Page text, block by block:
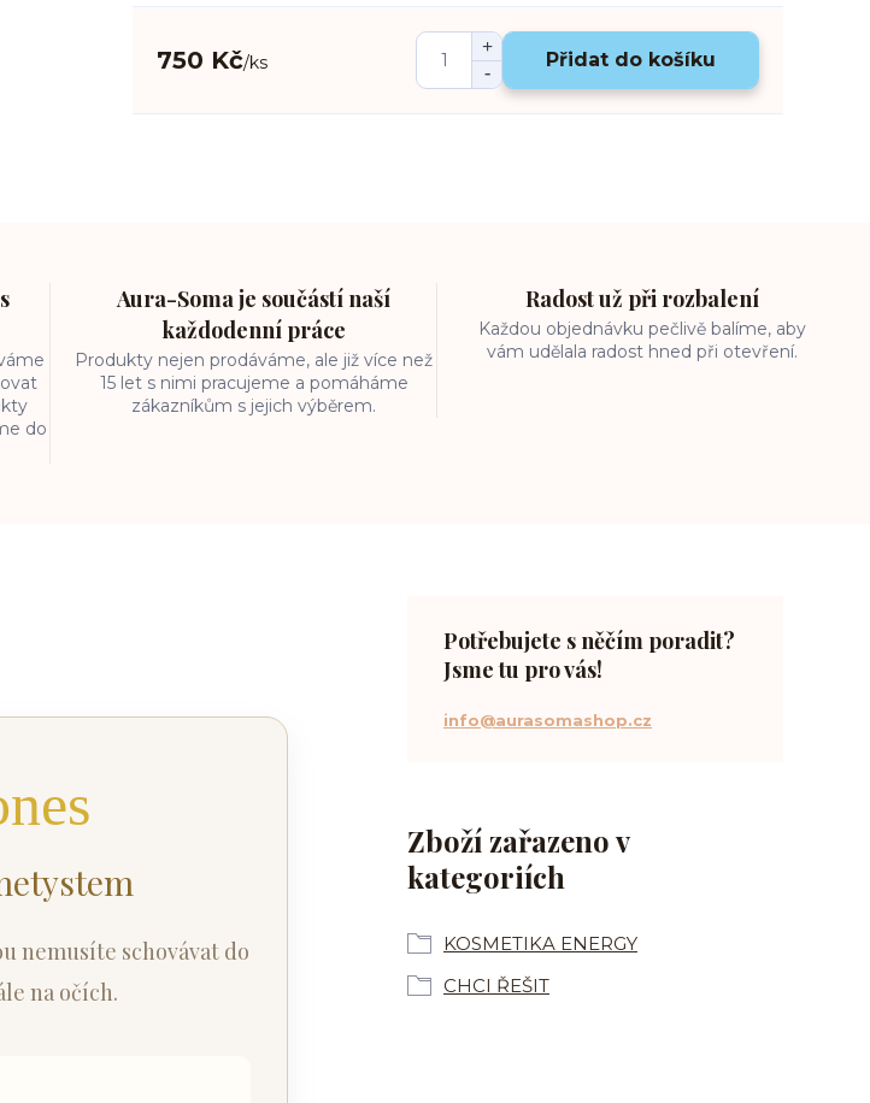
750 Kč/ks Přidat do košíku
do
Aura-Soma je součástí naší
každodenní práce
Produkty nejen prodáváme, ale již více než
15 let s nimi pracujeme a pomáháme
zákazníkům s jejich výběrem.
Radost už při rozbalení
Každou objednávku pečlivě balíme, aby
vám udělala radost hned při otevření.
nemusíte schovávat do
na očích.
Zboží zařazeno v
kategoriích
KOSMETIKA ENERGY
CHCI ŘEŠIT
Potřebujete s něčím poradit?
Jsme tu pro vás!
info@aurasomashop.cz